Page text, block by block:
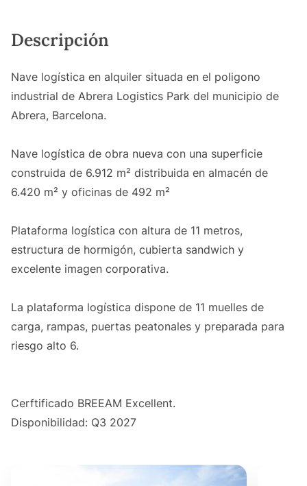
Descripción
Nave logística en alquiler situada en el poligono
industrial de Abrera Logistics Park del municipio de
Abrera, Barcelona.
Nave logística de obra nueva con una superficie
construida de 6.912 m² distribuida en almacén de
6.420 m² y oficinas de 492 m²
Plataforma logística con altura de 11 metros,
estructura de hormigón, cubierta sandwich y
excelente imagen corporativa.
La plataforma logística dispone de 11 muelles de
carga, rampas, puertas peatonales y preparada para
riesgo alto 6.
Cerftificado BREEAM Excellent.
Disponibilidad: Q3 2027